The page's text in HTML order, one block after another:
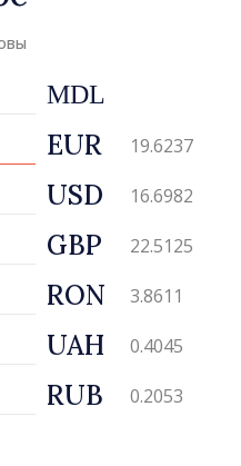
MDL
EUR 19.6237
USD 16.6982
GBP 22.5125
RON 3.8611
UAH 0.4045
RUB 0.2053